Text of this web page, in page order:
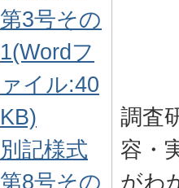
第3号その
1(Wordフ
ァイル:40
KB)
別記様式
第8号その
調査
容・
がわ